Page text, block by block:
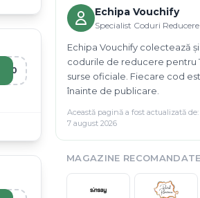
T10
Echipa Vouchify
Specialist Coduri Reducere
Echipa Vouchify colectează
codurile de reducere pentru
surse oficiale. Fiecare cod
înainte de publicare.
Această pagină a fost actualizată de:
7 august 2026
MAGAZINE RECOMANDATE